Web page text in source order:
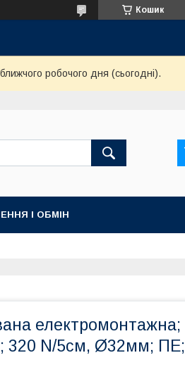
Кошик
робочого дня (сьогодні).
І ОБМІН
електромонтажна;
320 N/5см, Ø32мм; ПЕ;